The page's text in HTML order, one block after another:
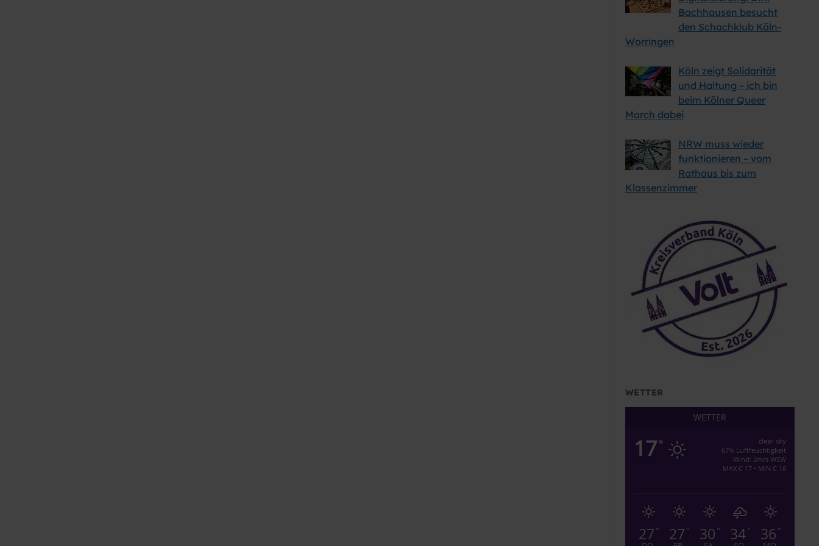
Bachhausen besucht
den Schachklub Köln-
Worringen
Köln zeigt Solidarität
und Haltung – ich bin
beim Kölner Queer
March dabei
NRW muss wieder
funktionieren – vom
Rathaus bis zum
Klassenzimmer
WETTER
WETTER
17°
clear sky
67% Luftfeuchtigkeit
Wind: 3m/s WSW
MAX C 17 • MIN C 16
27 ° 27 ° 30 ° 34° 36 °